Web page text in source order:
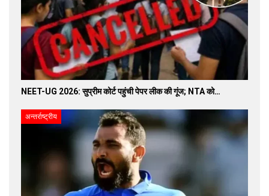
NEET-UG 2026: सुप्रीम कोर्ट पहुंची पेपर लीक की गूंज; NTA को…
अन्तर्राष्ट्रीय